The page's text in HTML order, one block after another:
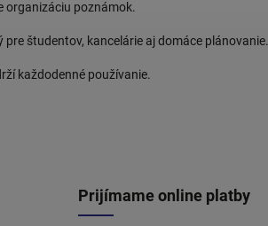
organizáciu poznámok.
pre študentov, kancelárie aj domáce plánovanie.
každodenné používanie.
Prijímame online platby